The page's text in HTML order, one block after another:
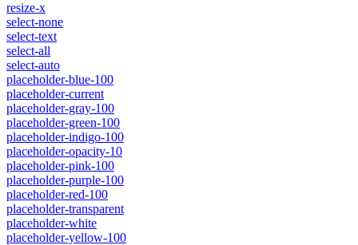
resize-x
select-none
select-text
select-all
select-auto
placeholder-blue-100
placeholder-current
placeholder-gray-100
placeholder-green-100
placeholder-indigo-100
placeholder-opacity-10
placeholder-pink-100
placeholder-purple-100
placeholder-red-100
placeholder-transparent
placeholder-white
placeholder-yellow-100